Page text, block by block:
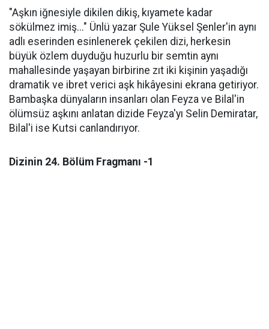
"Aşkın iğnesiyle dikilen dikiş, kıyamete kadar
sökülmez imiş..." Ünlü yazar Şule Yüksel Şenler'in aynı
adlı eserinden esinlenerek çekilen dizi, herkesin
büyük özlem duyduğu huzurlu bir semtin aynı
mahallesinde yaşayan birbirine zıt iki kişinin yaşadığı
dramatik ve ibret verici aşk hikâyesini ekrana getiriyor.
Bambaşka dünyaların insanları olan Feyza ve Bilal'in
ölümsüz aşkını anlatan dizide Feyza'yı Selin Demiratar,
Bilal'i ise Kutsi canlandırıyor.
Dizinin 24. Bölüm Fragmanı -1